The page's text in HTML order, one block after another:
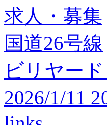
求人・募集
国道26号線
ビリヤー
2026/1/11